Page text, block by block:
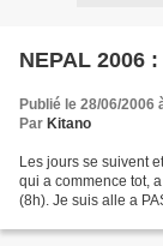
NEPAL 2006
Publié le 28/06/2006
Par Kitano
Les jours se suivent
qui a commence tot,
(8h). Je suis alle a